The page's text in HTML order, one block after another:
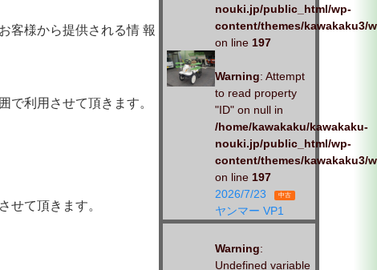
客様から提供される情 報
で利用させて頂きます。
せて頂きます。
nouki.jp/public_html/wp-
content/themes/kawakaku3/
on line 197
Warning: Attempt
to read property
"ID" on null in
/home/kawakaku/kawakaku-
nouki.jp/public_html/wp-
content/themes/kawakaku3/
on line 197
2026/7/23
中古
ヤンマー VP1
Warning:
Undefined variable